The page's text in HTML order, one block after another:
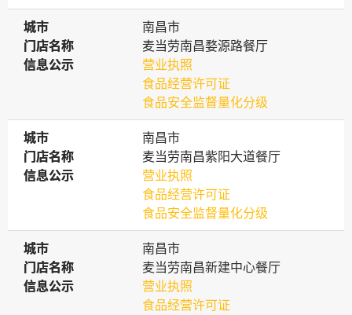
城市
城市
南昌市
门店名称
门店名称
麦当劳南昌婺源路餐厅
信息公示
信息公示
营业执照
食品经营许可证
食品安全监督量化分级
城市
城市
南昌市
门店名称
门店名称
麦当劳南昌紫阳大道餐厅
信息公示
信息公示
营业执照
食品经营许可证
食品安全监督量化分级
城市
城市
南昌市
门店名称
门店名称
麦当劳南昌新建中心餐厅
信息公示
信息公示
营业执照
食品经营许可证